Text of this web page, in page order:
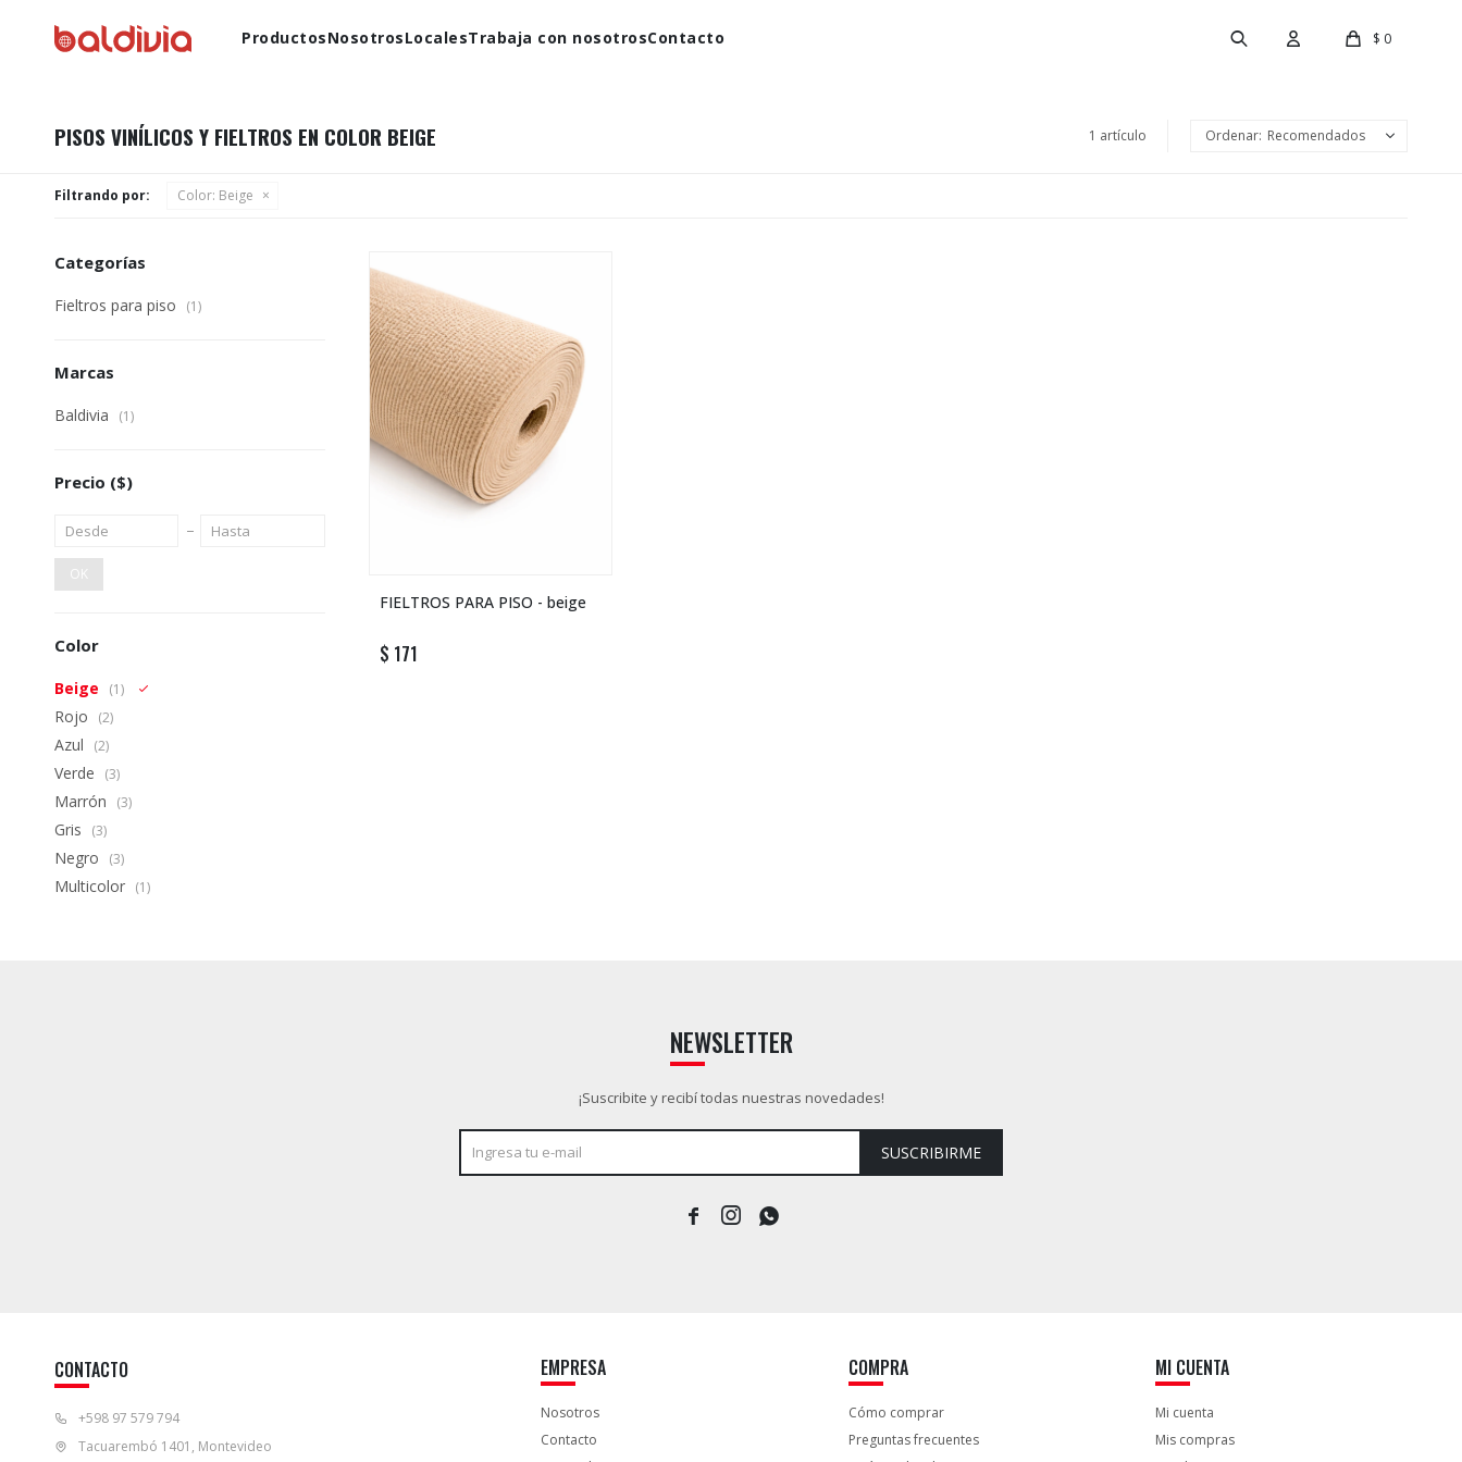
ProductosNosotrosLocalesTrabaja con nosotrosContacto $ 0
PISOS VINÍLICOS Y FIELTROS EN COLOR BEIGE 1 artículo Recomendados
Filtrando por: Color: Beige
FIELTROS PARA PISO - beige
$ 171
Categorías
Fieltros para piso (1)
Marcas
Baldivia (1)
Precio ($)
OK
Color
Beige (1)
Rojo (2)
Azul (2)
Verde (3)
Marrón (3)
Gris (3)
Negro (3)
Multicolor (1)
CONTACTO
+598 97 579 794
Tacuarembó 1401, Montevideo
EMPRESA
Nosotros
Contacto
COMPRA
Cómo comprar
Preguntas frecuentes
MI CUENTA
Mi cuenta
Mis compras
NEWSLETTER
¡Suscribite y recibí todas nuestras novedades!
SUSCRIBIRME
  